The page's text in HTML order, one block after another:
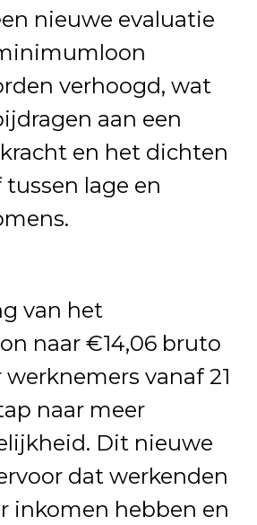
nieuwe evaluatie
verhoogd, wat
aan een
en het dichten
lage en
van het
naar €14,06 bruto
vanaf 21
naar meer
Dit nieuwe
dat werkenden
inkomen hebben en